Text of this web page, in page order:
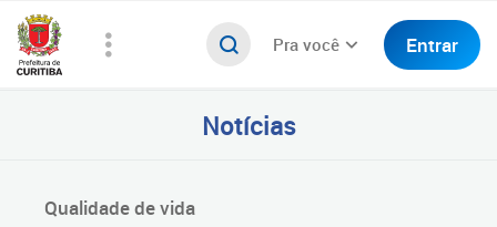
Pra você Entrar
Notícias
Qualidade de vida